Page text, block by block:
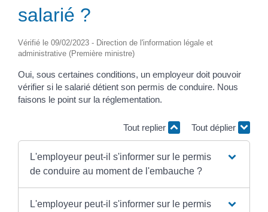
salarié ?
Vérifié le 09/02/2023 - Direction de l'information légale et
administrative (Première ministre)
Oui, sous certaines conditions, un employeur doit pouvoir
vérifier si le salarié détient son permis de conduire. Nous
faisons le point sur la réglementation.
Tout replier Tout déplier
L'employeur peut-il s'informer sur le permis
de conduire au moment de l'embauche ?
L'employeur peut-il s'informer sur le permis